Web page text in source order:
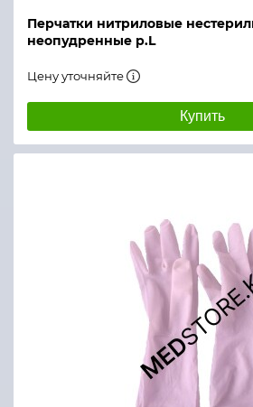
Перчатки нитриловые
неопудренные р.L
Цену уточняйте
Купить